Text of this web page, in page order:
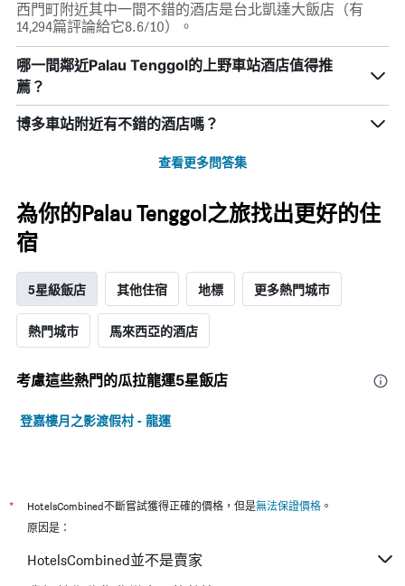
西門町附近其中一間不錯的酒店是台北凱達大飯店（有
14,294篇評論給它8.6/10）。
哪一間鄰近Palau Tenggol的上野車站酒店值得推
薦？
博多車站附近有不錯的酒店嗎？
查看更多問答集
為你的Palau Tenggol之旅找出更好的住
宿
5星級飯店 其他住宿 地標 更多熱門城市
熱門城市 馬來西亞的酒店
考慮這些熱門的瓜拉龍運5星​飯店
登嘉樓月之影渡假村 - 龍運
* HotelsCombined不斷嘗試獲得正確的價格，但是無法保證價格 。
原因是：
HotelsCombined並不是賣家